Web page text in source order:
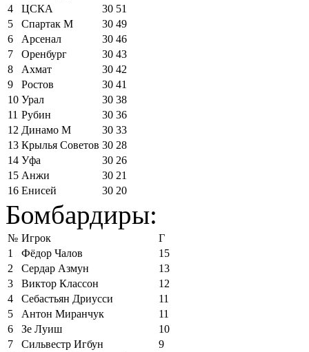
4
ЦСКА 30 51
5
Спартак М 30 49
6
Арсенал 30 46
7
Оренбург 30 43
8
Ахмат 30 42
9
Ростов 30 41
10 Урал 30 38
11 Рубин 30 36
12 Динамо М 30 33
13 Крылья Советов 30 28
14 Уфа 30 26
15 Анжи 30 21
16 Енисей 30 20
Бомбардиры:
№ Игрок
Г
1
Фёдор Чалов
15
2
Сердар Азмун
13
3
Виктор Классон
12
4
Себастьян Дриусси
11
5
Антон Миранчук
11
6
Зе Луиш
10
7
Сильвестр Игбун
9